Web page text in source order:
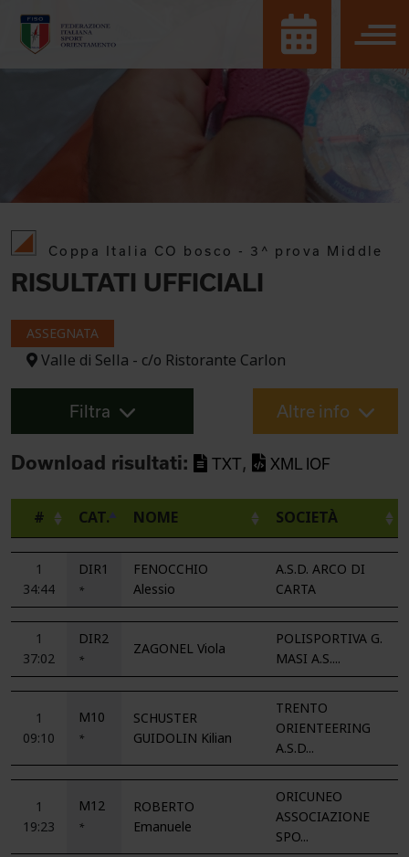
Coppa Italia CO bosco - 3^ prova Middle
RISULTATI UFFICIALI
ASSEGNATA
Valle di Sella - c/o Ristorante Carlon
Altre info
Filtra
Download risultati: TXT, XML IOF
# CAT. NOME SOCIETÀ
1
34:44
DIR1
*
FENOCCHIO
Alessio
A.S.D. ARCO DI
CARTA
1
37:02
DIR2
*
ZAGONEL Viola
POLISPORTIVA G.
MASI A.S....
1
09:10
M10
*
SCHUSTER
GUIDOLIN Kilian
TRENTO
ORIENTEERING
A.S.D...
1
19:23
M12
*
ROBERTO
Emanuele
ORICUNEO
ASSOCIAZIONE
SPO...